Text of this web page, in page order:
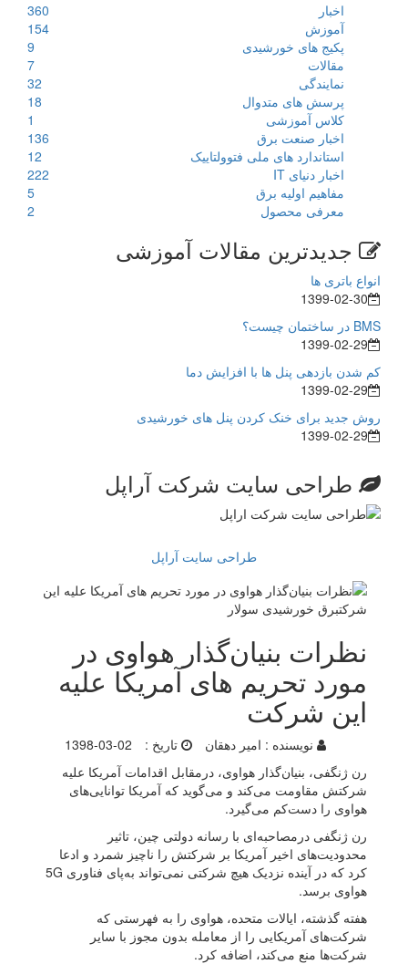
اخبار
360
آموزش
154
پکیج های خورشیدی
9
مقالات
7
نمایندگی
32
پرسش های متدوال
18
کلاس آموزشی
1
اخبار صنعت برق
136
استاندارد های ملی فتوولتاییک
12
اخبار دنیای IT
222
مفاهیم اولیه برق
5
معرفی محصول
2
جدیدترین مقالات آموزشی
انواع باتری ها
1399-02-30
BMS در ساختمان چیست؟
1399-02-29
کم شدن بازدهی پنل ها با افزایش دما
1399-02-29
روش جدید برای خنک کردن پنل های خورشیدی
1399-02-29
طراحی سایت شرکت آراپل
طراحی سایت آراپل
نظرات بنیان‌گذار هواوی در
مورد تحریم های آمریکا علیه
این شرکت
نویسنده : امیر دهقان تاریخ :
1398-03-02
رن ژنگفی، بنیان‌گذار هواوی، درمقابل اقدامات آمریکا علیه
شرکتش مقاومت می‌کند و می‌گوید که آمریکا توانایی‌های
هواوی را دست‌کم می‌گیرد.
رن ژنگفی درمصاحبه‌ای با رسانه دولتی چین، تاثیر
محدودیت‌های اخیر آمریکا بر شرکتش را ناچیز شمرد و ادعا
کرد که در آینده نزدیک هیچ شرکتی نمی‌تواند به‌پای فناوری 5G
هواوی برسد.
هفته گذشته، ایالات متحده، هواوی را به فهرستی که
شرکت‌های آمریکایی را از معامله بدون مجوز با سایر
شرکت‌ها منع می‌کند، اضافه کرد.